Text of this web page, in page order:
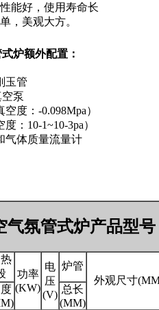
能好，使用寿命长
美观大方。
炉额外配置：
玉管
泵
度：-0.098Mpa）
10-1~10-3pa）
体质量流量计
气氛管式炉产品型号
功率
(KW)
电
压
(V)
炉管
外观尺寸
总长
(MM)